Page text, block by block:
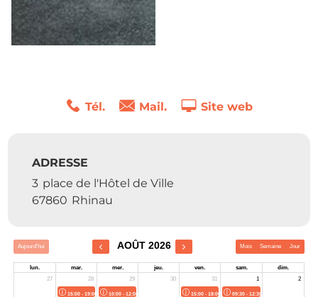
Tél. Mail. Site web
ADRESSE
3 place de l'Hôtel de Ville
67860 Rhinau